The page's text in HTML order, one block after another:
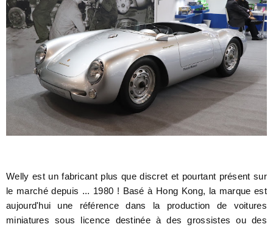
Welly est un fabricant plus que discret et pourtant présent sur
le marché depuis ... 1980 ! Basé à Hong Kong, la marque est
aujourd'hui une référence dans la production de voitures
miniatures sous licence destinée à des grossistes ou des